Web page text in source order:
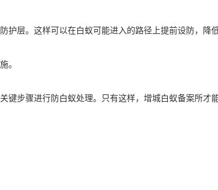
层。这样可以在白蚁可能进入的路径上提前设防，降
。
步骤进行防白蚁处理。只有这样，增城白蚁备案所才